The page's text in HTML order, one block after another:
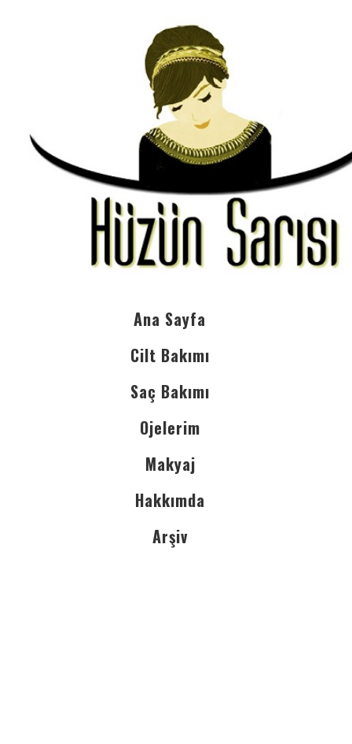
Ana Sayfa
Cilt Bakımı
Saç Bakımı
Ojelerim
Makyaj
Hakkımda
Arşiv